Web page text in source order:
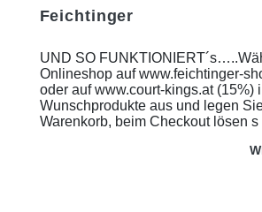
Feichtinger
UND SO
Onlineshop auf www.feichtinger-
oder auf www.court-kings.at (15%)
Wunschprodukte aus und legen
Warenkorb, beim Checkout lösen s